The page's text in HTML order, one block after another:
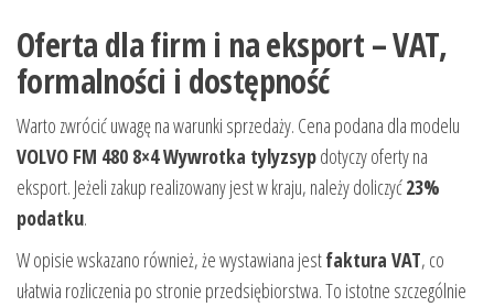
Oferta dla firm i na eksport – VAT,
formalności i dostępność
Warto zwrócić uwagę na warunki sprzedaży. Cena podana dla modelu
VOLVO FM 480 8×4 Wywrotka tylyzsypdotyczy oferty na
eksport. Jeżeli zakup realizowany jest w kraju, należy doliczyć23%
podatku.
W opisie wskazano również, że wystawiana jestfaktura VAT, co
ułatwia rozliczenia po stronie przedsiębiorstwa. To istotne szczególnie